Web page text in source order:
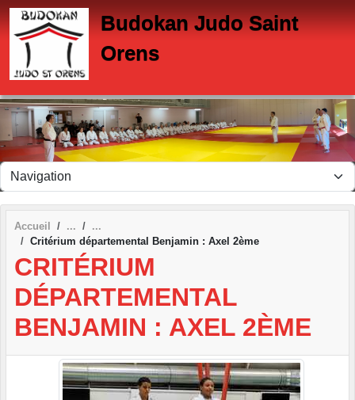
Budokan Judo Saint
Orens
Accueil
Critérium départemental Benjamin : Axel 2ème
CRITÉRIUM
DÉPARTEMENTAL
BENJAMIN : AXEL 2ÈME
Panneau de gestion des cookies